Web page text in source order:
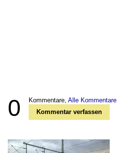
0 Kommentare, Alle Kommentare
Kommentar verfassen